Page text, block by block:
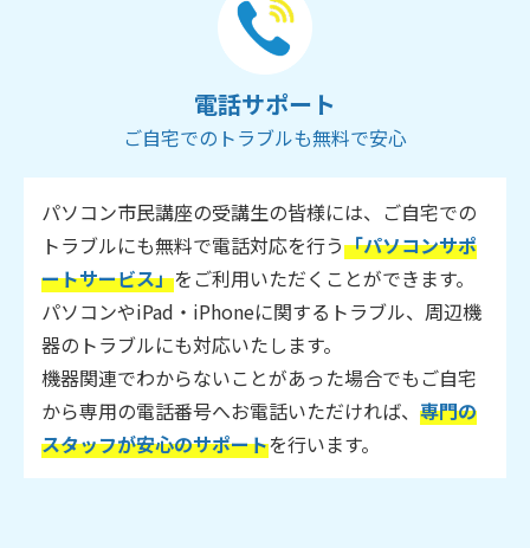
電話サポート
ご自宅でのトラブルも無料で安心
パソコン市民講座の受講生の皆様には、ご自宅での
トラブルにも無料で電話対応を行う「パソコンサポ
ートサービス」をご利用いただくことができます。
パソコンやiPad・iPhoneに関するトラブル、周辺機
器のトラブルにも対応いたします。
機器関連でわからないことがあった場合でもご自宅
から専用の電話番号へお電話いただければ、 専門の
スタッフが安心のサポートを行います。